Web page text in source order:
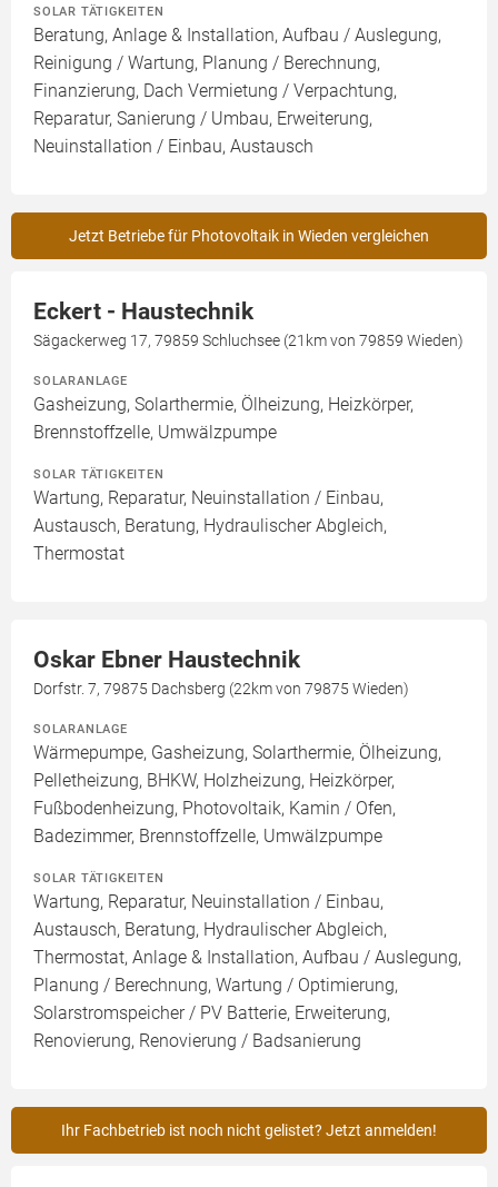
SOLAR TÄTIGKEITEN
Beratung, Anlage & Installation, Aufbau / Auslegung,
Reinigung / Wartung, Planung / Berechnung,
Finanzierung, Dach Vermietung / Verpachtung,
Reparatur, Sanierung / Umbau, Erweiterung,
Neuinstallation / Einbau, Austausch
Jetzt Betriebe für Photovoltaik in Wieden vergleichen
Eckert - Haustechnik
Sägackerweg 17, 79859 Schluchsee (21km von 79859 Wieden)
SOLARANLAGE
Gasheizung, Solarthermie, Ölheizung, Heizkörper,
Brennstoffzelle, Umwälzpumpe
SOLAR TÄTIGKEITEN
Wartung, Reparatur, Neuinstallation / Einbau,
Austausch, Beratung, Hydraulischer Abgleich,
Thermostat
Oskar Ebner Haustechnik
Dorfstr. 7, 79875 Dachsberg (22km von 79875 Wieden)
SOLARANLAGE
Wärmepumpe, Gasheizung, Solarthermie, Ölheizung,
Pelletheizung, BHKW, Holzheizung, Heizkörper,
Fußbodenheizung, Photovoltaik, Kamin / Ofen,
Badezimmer, Brennstoffzelle, Umwälzpumpe
SOLAR TÄTIGKEITEN
Wartung, Reparatur, Neuinstallation / Einbau,
Austausch, Beratung, Hydraulischer Abgleich,
Thermostat, Anlage & Installation, Aufbau / Auslegung,
Planung / Berechnung, Wartung / Optimierung,
Solarstromspeicher / PV Batterie, Erweiterung,
Renovierung, Renovierung / Badsanierung
Ihr Fachbetrieb ist noch nicht gelistet? Jetzt anmelden!